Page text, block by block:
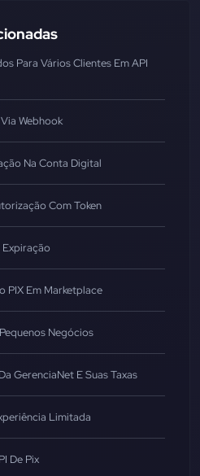
Para Vários Clientes Em API
Webhook
Na Conta Digital
Com Token
PIX Em Marketplace
Negócios
GerenciaNet E Suas Taxas
Limitada
De Pix